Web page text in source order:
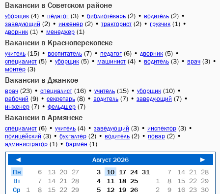
Вакансии в Советском районе
уборщик (4) • педагог (3) • библиотекарь (2) • водитель (2) •
заведующий (2) • инженер (2) • тракторист (2) • грузчик (1) •
дворник (1) • менеджер (1)
Вакансии в Красноперекопске
учитель (15) • воспитатель (7) • педагог (6) • дворник (5) •
специалист (5) • уборщик (5) • машинист (4) • водитель (3) • врач (3) •
монтер (3)
Вакансии в Джанкое
врач (23) • специалист (16) • учитель (15) • уборщик (10) •
рабочий (9) • секретарь (8) • водитель (7) • заведующий (7) •
инженер (7) • фельдшер (7)
Вакансии в Армянске
специалист (6) • учитель (4) • заведующий (3) • инспектор (3) •
полицейский (3) • бухгалтер (2) • водитель (2) • повар (2) •
администратор (1) • бармен (1)
◄
Август 2026
►
Пн
Вт
Ср
6 13 20
27
7
14 21
28
1
8 15 22 29
3 10 17 24 31
4
11 18 25
5
12 19 26
7 14 21
28
1
8 15 22 29
2
9 16 23 30